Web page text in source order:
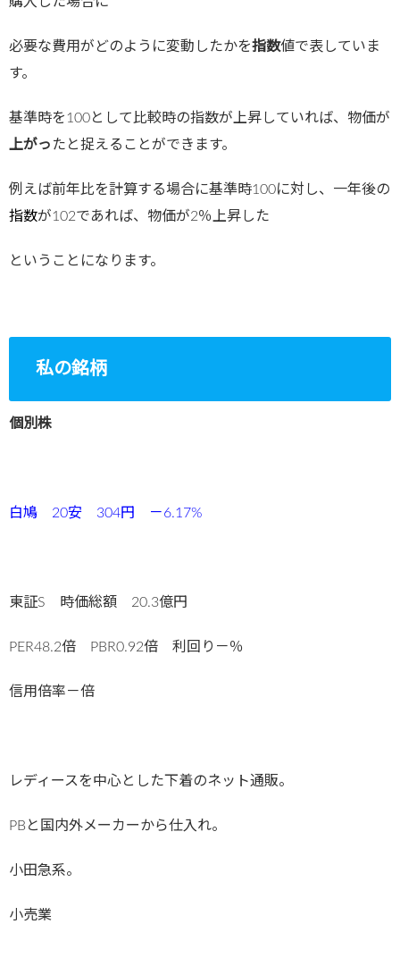
必要な費用がどのように変動したかを指数値で表していま
す。
基準時を100として比較時の指数が上昇していれば、物価が
上がっ たと捉えることができます。
例えば前年比を計算する場合に基準時100に対し、一年後の
指数が102であれば、物価が2％上昇した
ということになります。
私の銘柄
個別株
白鳩 20安 304円 －6.17%
東証S 時価総額 20.3億円
PER48.2倍 PBR0.92倍 利回り－％
信用倍率－倍
レディースを中心とした下着のネット通販。
PBと国内外メーカーから仕入れ。
小田急系。
小売業